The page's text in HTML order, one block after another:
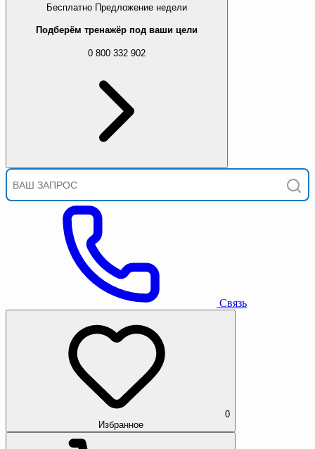
Бесплатно Предложение недели
Подберём тренажёр под ваши цели
0 800 332 902
Связь
0
Избранное